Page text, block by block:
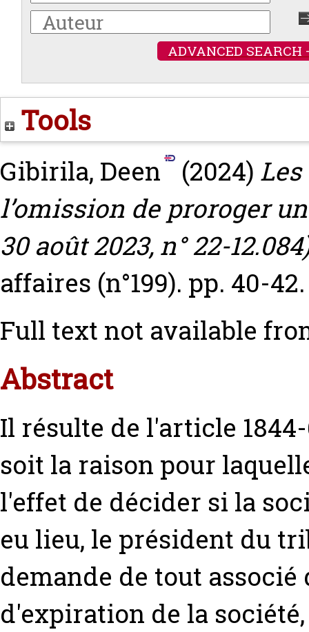
ADVANCED SEARCH
Tools
Gibirila, Deen (2024)
l’omission de proroger
30 août 2023, n° 22-
affaires (n°199). pp. 40-
Full text not available
Abstract
Il résulte de l'article
soit la raison pour
l'effet de décider si la
eu lieu, le président du
demande de tout
d'expiration de la